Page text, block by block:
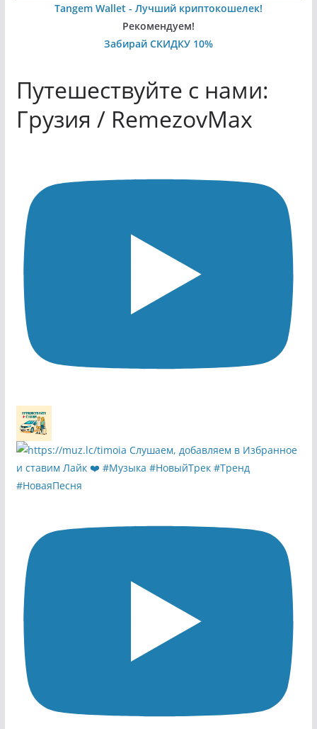
Tangem Wallet - Лучший криптокошелек!
Рекомендуем!
Забирай СКИДКУ 10%
Путешествуйте с нами:
Грузия / RemezovMax